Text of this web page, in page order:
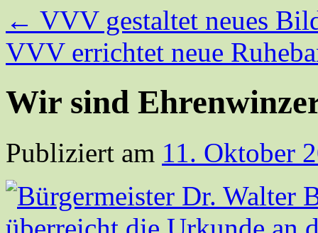
← VVV gestaltet neues
VVV errichtet neue
Wir sind
Publiziert am 11. Oktober